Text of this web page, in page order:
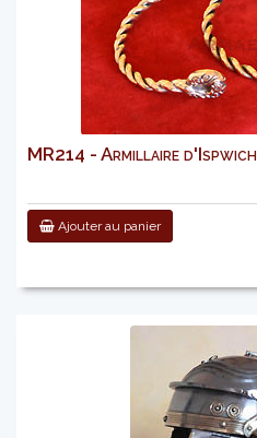
MR214 - Armillaire d'Ispwich
Ajouter au panier